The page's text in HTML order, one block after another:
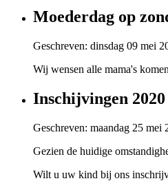
Moederdag op
Geschreven: dinsdag 09 mei
Wij wensen alle mama's
Inschijvingen 2020
Geschreven: maandag 25 mei
Gezien de huidige
Wilt u uw kind bij ons